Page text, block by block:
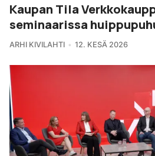
Kaupan Tila
seminaarissa
ARHI KIVILAHTI 12. KESÄ 2026